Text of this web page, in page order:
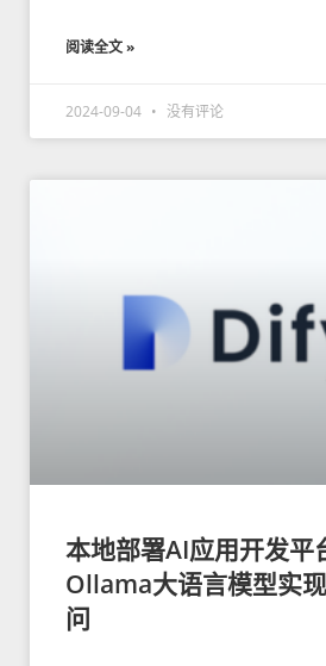
阅读全文 »
2024-09-04 没有评论
本地部署AI应用开发
Ollama大语言模型实
问